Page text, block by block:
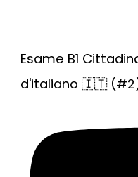
Esame B1
d'italiano 🇮🇹